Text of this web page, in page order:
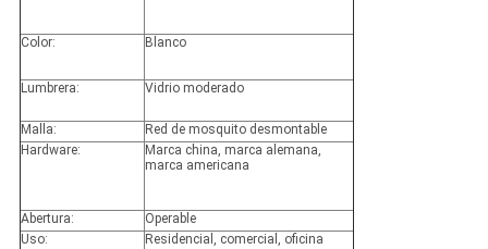
Color: Blanco
Lumbrera: Vidrio moderado
Malla:
Red de mosquito desmontable
Hardware:
Marca china, marca alemana,
marca americana
Abertura:
Operable
Uso:
Residencial, comercial, oficina